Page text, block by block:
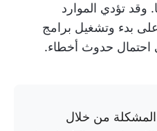
وقد تؤدي الموارد
بدء وتشغيل برامج
احتمال حدوث أخطاء.
من خلال